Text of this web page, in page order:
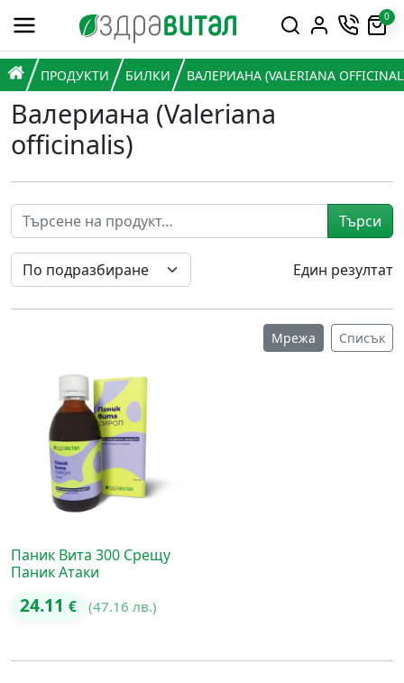
Премини към съдържанието
Горна навигация
0
Главна навигация
НАЧАЛО
ПРОДУКТИ БИЛКИ ВАЛЕРИАНА (VALERIANA
Валериана (Valeriana
officinalis)
Един резултат
Търси
Мрежа Списък
Паник Вита 300 Срещу
Паник Атаки
24.11 € (47.16 лв.)